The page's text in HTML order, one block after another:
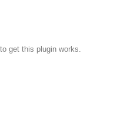
get this plugin works.